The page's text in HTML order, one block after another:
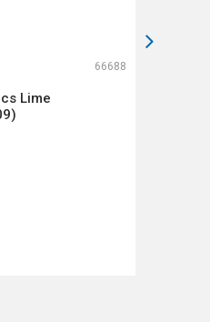
66688
Lime